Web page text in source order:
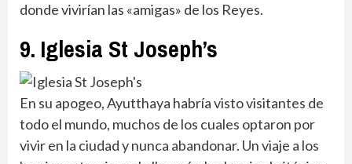
donde vivirían las «amigas» de los Reyes.
9. Iglesia St Joseph’s
En su apogeo, Ayutthaya habría visto visitantes de
todo el mundo, muchos de los cuales optaron por
vivir en la ciudad y nunca abandonar. Un viaje a los